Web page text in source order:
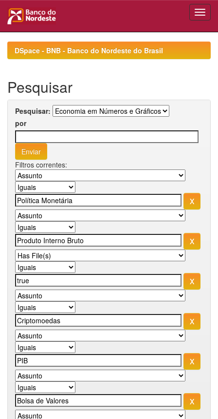
navigationDSpace - BNB - Banco do Nordeste do Brasil
Pesquisar
Pesquisar:
por
Filtros correntes: